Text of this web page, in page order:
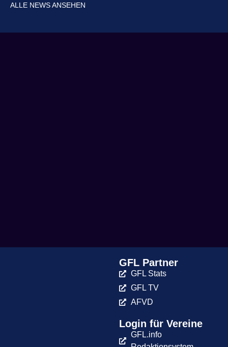
ALLE NEWS ANSEHEN
GFL Partner
GFL Stats
GFL TV
AFVD
Login für Vereine
GFL.info